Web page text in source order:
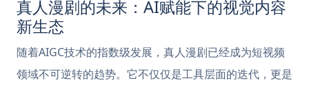
真人漫剧的未来：AI赋能下的视觉内容
新生态
随着AIGC技术的指数级发展，真人漫剧已经成为短视频
领域不可逆转的趋势。它不仅仅是工具层面的迭代，更是